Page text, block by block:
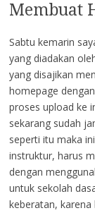
Membuat
Sabtu kemarin
yang diadakan
yang disajikan
homepage
proses upload ke
sekarang sudah
seperti itu maka
instruktur, harus
dengan
untuk sekolah
keberatan, karena